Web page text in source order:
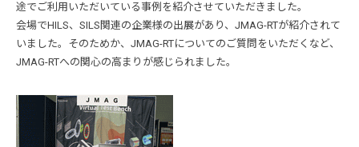
途でご利用いただいている事例を紹介させていただきました。
会場でHILS、SILS関連の企業様の出展があり、JMAG-RTが紹介されて
いました。そのためか、JMAG-RTについてのご質問をいただくなど、
JMAG-RTへの関心の高まりが感じられました。